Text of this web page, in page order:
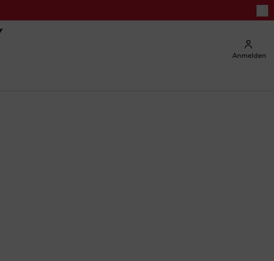
Anmelden